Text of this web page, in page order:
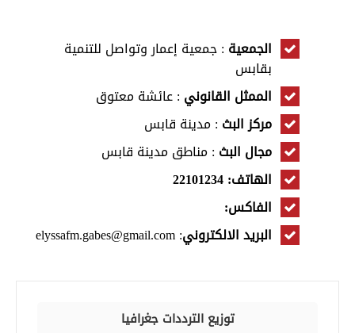
الجمعية : جمعية إعمار وتواصل للتنمية
بقابس
الممثل القانوني : عائشة معتوق
مركز البث : مدينة قابس
مجال البث : مناطق مدينة قابس
الهاتف: 22101234
الفاكس:
البريد الالكتروني: elyssafm.gabes@gmail.com
توزيع الترددات جغرافيا